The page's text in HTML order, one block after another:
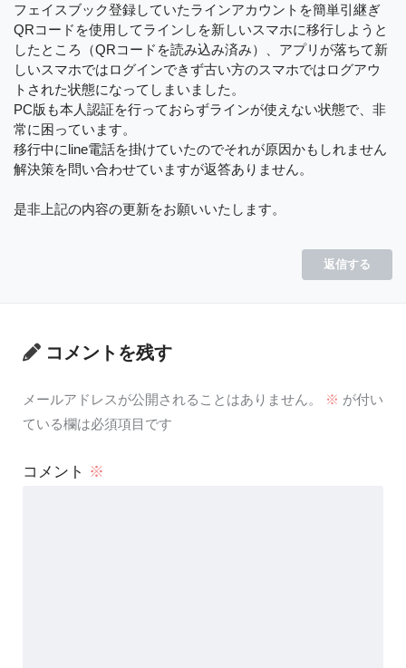
フェイスブック登録していたラインアカウントを簡単引継ぎ
QRコードを使用してラインしを新しいスマホに移行しようと
したところ（QRコードを読み込み済み）、アプリが落ちて新
しいスマホではログインできず古い方のスマホではログアウ
トされた状態になってしまいました。
PC版も本人認証を行っておらずラインが使えない状態で、非
常に困っています。
移行中にline電話を掛けていたのでそれが原因かもしれません
解決策を問い合わせていますが返答ありません。
是非上記の内容の更新をお願いいたします。
返信する
コメントを残す
メールアドレスが公開されることはありません。 ※ が付い
ている欄は必須項目です
コメント ※